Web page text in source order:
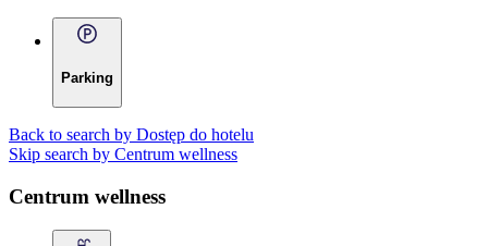
Parking
Back to search by Dostęp do hotelu
Skip search by Centrum wellness
Centrum wellness